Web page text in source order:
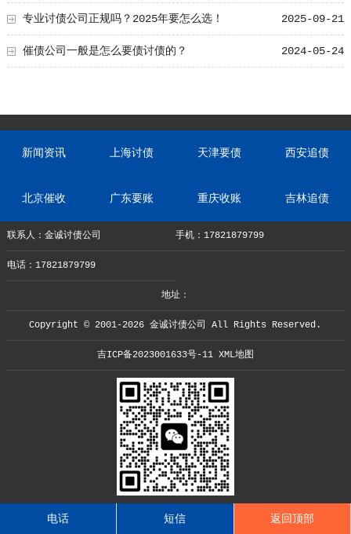
2025-09-21
专业讨债公司正规吗？2025年要怎么选！
2024-05-24
催债公司一般是怎么要债讨债的？
新闻资讯 上海讨债 天津要债 西安追债
北京催收 广东要账 重庆收账 吉林追债
联系人：金诚讨债公司 手机：17821879799
电话：17821879799
地址：
Copyright © 2001-2026 金诚讨债公司 All Rights Reserved.
吉ICP备2023001633号-11 XML地图
电话 短信 返回顶部